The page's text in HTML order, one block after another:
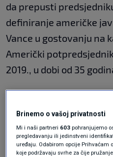
da prepusti
definiranje američke
Vance u gostovanju na
Američki
2019., u dobi od 35
Trump je u nedjelju
ga „slabim” po pitanju
području vanjske
Papa mu je odgovorio
Brinemo o vašoj privatnosti
Mi i naši partneri 603 pohranjujemo
pregledavanju ili jedinstveni
uređaju. Odabirom opcije Prihvaćam
koje podržavaju svrhe za čije